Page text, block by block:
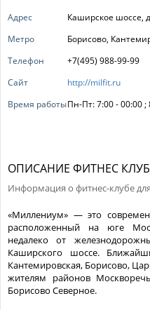
Адрес
Каширское шоссе,
Метро
Борисово,
Телефон
+7(495) 988-99-99
Сайт
http://milfit.ru
Время работыПн-Пт: 7:00 - 00:00 ;
ОПИСАНИЕ ФИТНЕС
Информация о фитнес-клубе
«Миллениум» — это
расположенный на юге
недалеко от
Каширского шоссе.
Кантемировская, Борисово,
жителям районов
Борисово Северное.